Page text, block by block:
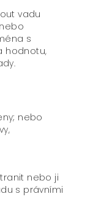
vadu
s
hodnotu,
nebo
nebo ji
s právními